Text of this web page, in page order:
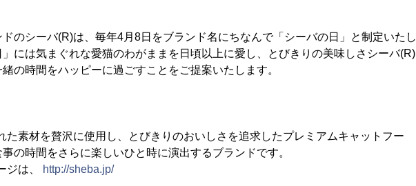
のシーバ(R)は、毎年4月8日をブランド名にちなんで「シーバの日」と制定いたし
には気まぐれな愛猫のわがままを日頃以上に愛し、とびきりの美味しさシーバ(R)
の時間をハッピーに過ごすことをご提案いたします。
た素材を贅沢に使用し、とびきりのおいしさを追求したプレミアムキャットフー
の時間をさらに楽しいひと時に演出するブランドです。
ジは、
http://sheba.jp/